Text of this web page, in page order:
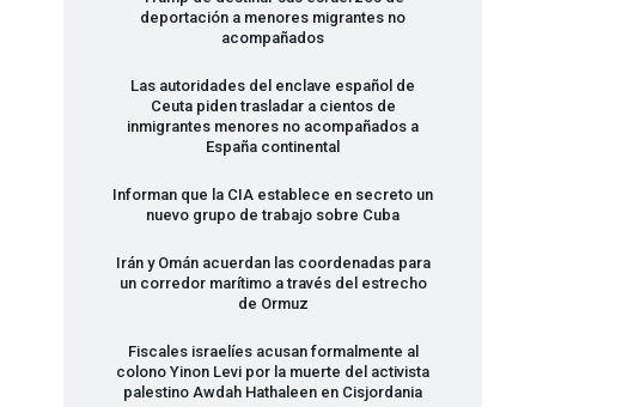
deportación a menores migrantes no
acompañados
Las autoridades del enclave español de
Ceuta piden trasladar a cientos de
inmigrantes menores no acompañados a
España continental
Informan que la CIA establece en secreto un
nuevo grupo de trabajo sobre Cuba
Irán y Omán acuerdan las coordenadas para
un corredor marítimo a través del estrecho
de Ormuz
Fiscales israelíes acusan formalmente al
colono Yinon Levi por la muerte del activista
palestino Awdah Hathaleen en Cisjordania